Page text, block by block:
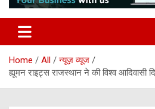
Home All
न्यूज़ व्यूज
ह्यूमन राइट्स राजस्थान ने की विश्व आदिवासी